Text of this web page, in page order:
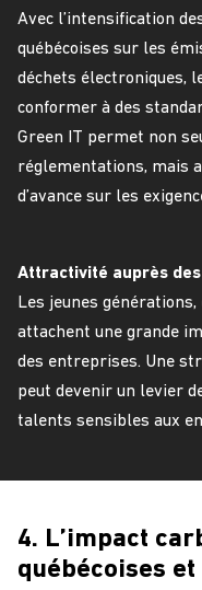
Avec l’intensification
québécoises sur les
déchets électroniques,
conformer à des
Green IT permet non
réglementations, mais
d’avance sur les
Attractivité auprès
Les jeunes
attachent une grande
des entreprises. Une
peut devenir un levier
talents sensibles aux
4. L’impact
québécoises